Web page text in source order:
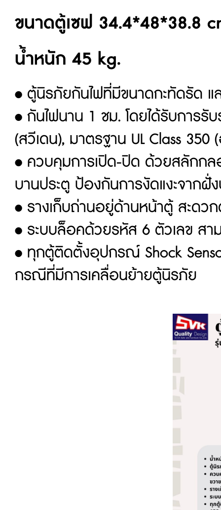
ขนาดตู้เซฟ 34.4*48*38.8
น้ำหนัก 45 kg.
• ตู้นิรภัยกันไฟที่มีขนาดกะทัดรัด แ
• กันไฟนาน 1 ชม. โดยได้รับการ
(สวีเดน), มาตรฐาน UL Class 350 (
• ควบคุมการเปิด-ปิด ด้วยสลักก
บานประตู ป้องกันการงัดแงะจากฝั่
• รางเก็บถ่านอยู่ด้านหน้าตู้ สะดว
• ระบบล็อคด้วยรหัส 6 ตัวเลข สา
• ทุกตู้ติดตั้งอุปกรณ์ Shock
กรณีที่มีการเคลื่อนย้ายตู้นิรภัย